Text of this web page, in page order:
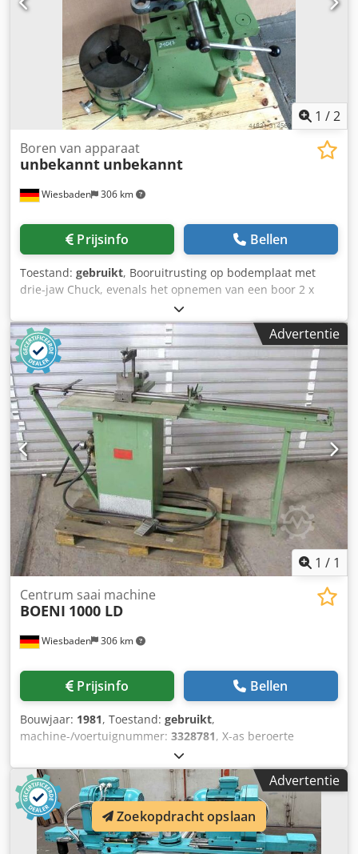
1 /2
Wiesbaden 306 km
Boren van apparaat
unbekannt unbekannt
Prijsinfo Bellen
Toestand: gebruikt, Booruitrusting op bodemplaat met
drie-jaw Chuck, evenals het opnemen van een boor 2 x
hoehenverstell- en horizontaal schuiven. Bestaande uit:
Drie-jaw Chuck AROWA, 250 mm Ø horizontaal ten
opzichte van 380° schaal evenals indexeren en klemmen.
Base leidde tot de opname van een boor op 2 kolommen
en met spindel van in hoogte verstelbare versie. uit in het
horizontale vlak 120 mm opname verstelbaar met schaal.
Basiszorg om af te ronden hoogteverstelling van de kolom
op de kolom met klemring. Deze momenteel tour met rack
en de hendel voor de boor bits feed beroerte 100 mm.
Ruimte over alles: 600 x 400 x 850 mm hoog Gewicht:
Codpfoc U U Udex Afwjha
Advertentie
1 / 1
Wiesbaden 306 km
Centrum saai machine
BOENI 1000 LD
Prijsinfo Bellen
Bouwjaar: 1981, Toestand: gebruikt,
machine-/voertuignummer: 3328781, X-as beroerte
aanpassing tot ca.: 1150 mm Aanpassing in de y-as te
stoppen: 150 mm voor materiële kracht theorie: 190 mm
Elektr. Levering: 380 V Chedpfxsbnpcwj Afwoa Ruimte:
2050 x 850 x 1200 mm Gewicht: 138 kg
Advertentie
Zoekopdracht opslaan